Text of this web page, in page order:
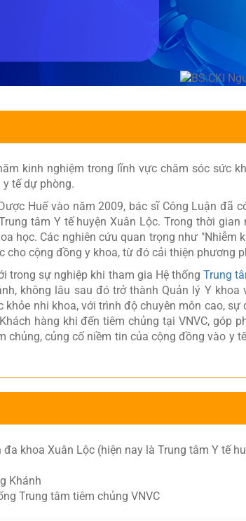
kinh nghiệm trong lĩnh vực chăm sóc sức
tế dự phòng.
Huế vào năm 2009, bác sĩ Công Luận đã
tâm Y tế huyện Xuân Lộc. Trong thời
học. Các nghiên cứu quan trọng như "Nhiễm
cộng đồng y khoa, từ đó cải thiện phương
trong sự nghiệp khi tham gia Hệ thống Trung
không lâu sau đó trở thành Quản lý Y
nhi khoa, với trình độ chuyên môn cao, sự
hàng khi đến tiêm chủng tại VNVC, góp
củng cố niềm tin của cộng đồng vào y
khoa Xuân Lộc (hiện nay là Trung tâm Y tế
Khánh
Trung tâm tiêm chủng VNVC